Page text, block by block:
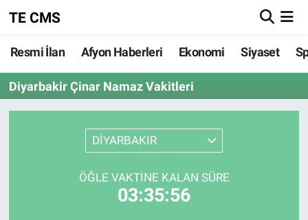
TE CMS
Resmi İlan Afyon Haberleri Ekonomi Siyaset
Diyarbakir Çinar Namaz Vakitleri
DİYARBAKIR
ÖĞLE VAKTINE KALAN SÜRE
03:35:56
AFYONKARAHİSAR HABERLERİ
Resmi İlan
Nöbetçi Eczaneler
Hava Durumu